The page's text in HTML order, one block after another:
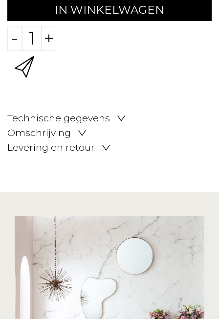
IN WINKELWAGEN
- +
Technische gegevens
Omschrijving
Levering en retour